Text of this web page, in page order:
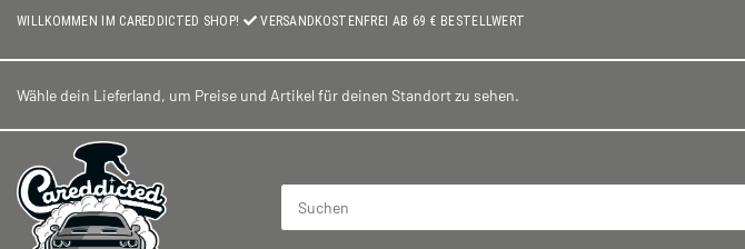
WILLKOMMEN IM CAREDDICTED SHOP! VERSANDKOSTENFREI AB 69 € BESTELLWERT
Wähle dein Lieferland, um Preise und Artikel für deinen Standort zu sehen.